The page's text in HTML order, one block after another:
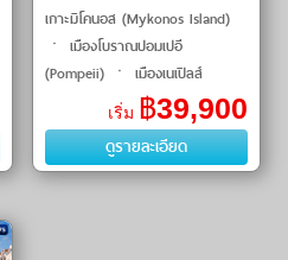
เกาะมิโคนอส (Mykonos Island)
ㆍ เมืองโบราณปอมเปอี
(Pompeii) ㆍ เมืองเนเปิลส์
(Naples) ㆍ ท่าเรือคูซาดาซี
(Kusadasi Port) ㆍ เมืองมาร์มา
ริส (Marmaris)
เริ่ม ฿39,900
ดูรายละเอียด